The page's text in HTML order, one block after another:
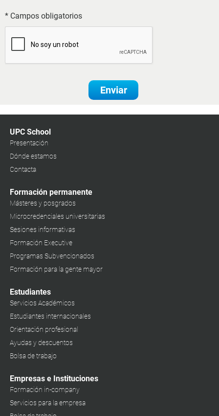
* Campos obligatorios
Enviar
UPC School
Presentación
Dónde estamos
Contacta
Formación permanente
Másteres y posgrados
Microcredenciales universitarias
Sesiones informativas
Formación Executive
Programas Subvencionados
Formación para la gente mayor
Estudiantes
Servicios Académicos
Estudiantes internacionales
Orientación profesional
Ayudas y descuentos
Bolsa de trabajo
Empresas e Instituciones
Formación in-company
Servicios para la empresa